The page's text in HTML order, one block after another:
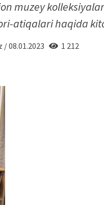
muzey
atiqalari haqida
/08.01.2023 1 212